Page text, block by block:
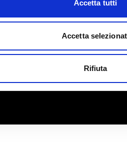
Accetta tutti
Accetta
Rifiuta